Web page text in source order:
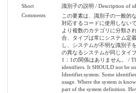
Short
識別子の説明 / Description of
Comments
この要素は、識別子の一般的
対応するコードに使用しない
より複数のカテゴリに分類さ
合、タイプは常にシステム定
し、システムが不明な識別子
の異なるシステムが同じタイ
1：1の関係はありません。 /
identifiers. It SHOULD not be
Identifier.system. Some
usage. Where the system is
part of the system definition.